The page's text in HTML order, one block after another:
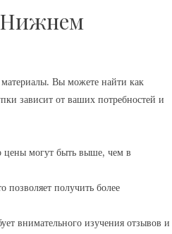
Нижнем
Вы можете найти как
зависит от ваших потребностей и
цены могут быть выше, чем в
позволяет получить более
внимательного изучения отзывов и